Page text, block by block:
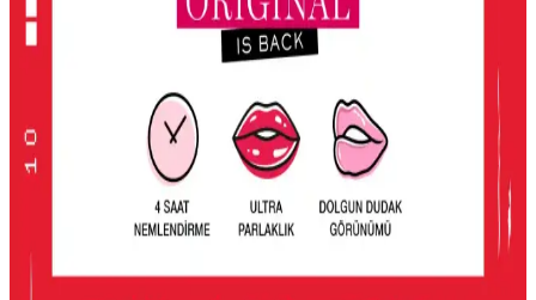
2016'dan Günümüze Asya Makyaj Trendlerinin
Değişimi ve Güncel Stil Yaklaşımları
2016'dan günümüze Asya makyaj trendleri, parlak renklerden doğal
tonlara ve belirgin uygulamalara evrildi. Dudak, göz ve cilt
makyajındaki değişimler detaylı şekilde incelenmektedir.
Lancome Juicy Tubes Nemlendirici Lip Gloss
İncelemesi ve Kullanıcı Deneyimleri
Lancome Juicy Tubes, 20 yılı aşkın süredir popüler olan, parlaklık